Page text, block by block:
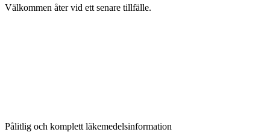
Välkommen åter vid ett senare tillfälle.
Pålitlig och komplett läkemedelsinformation